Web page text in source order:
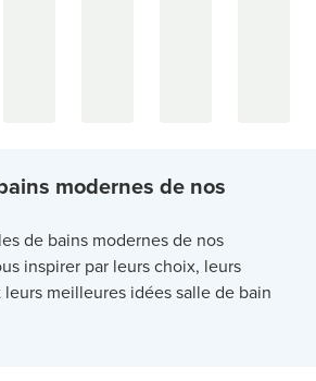
modernes de nos
de bains modernes de nos
inspirer par leurs choix, leurs
meilleures idées salle de bain